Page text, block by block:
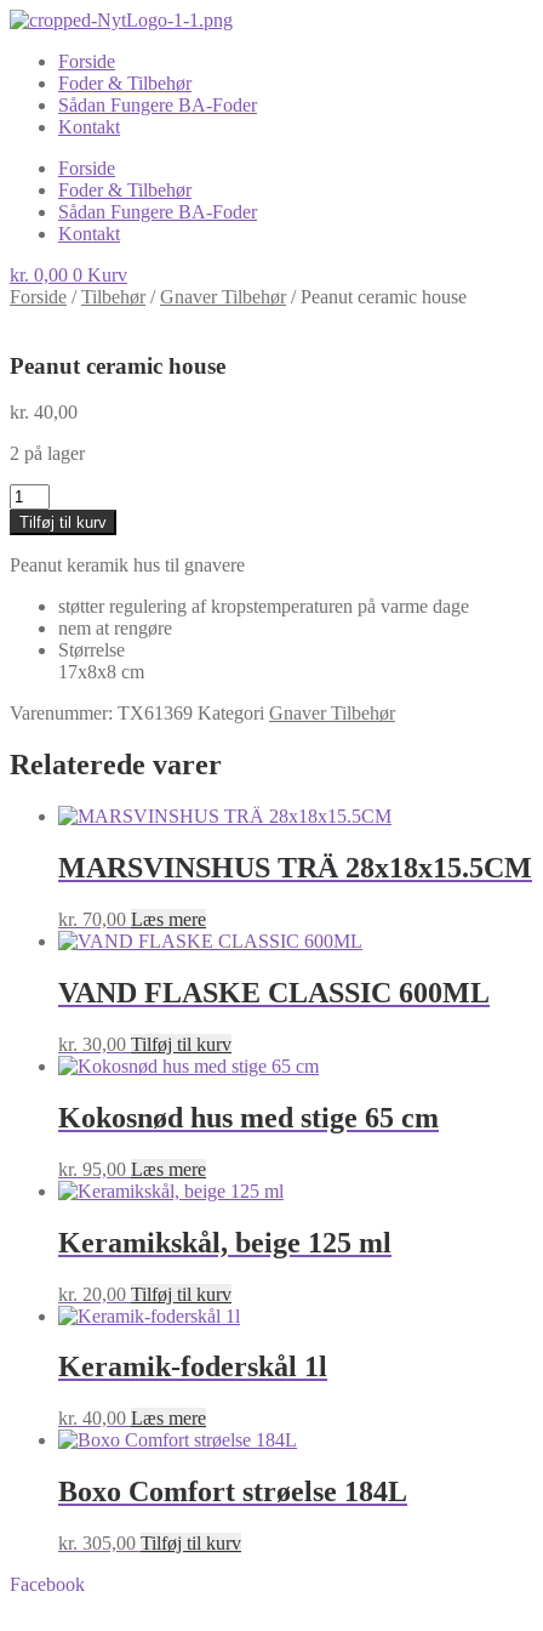
Forside
Foder & Tilbehør
Sådan Fungere BA-Foder
Kontakt
Forside
Foder & Tilbehør
Sådan Fungere BA-Foder
Kontakt
kr. 0,00 0 Kurv
Forside /Tilbehør/Gnaver Tilbehør/Peanut ceramic house
Peanut ceramic house
kr. 40,00
2 på lager
Peanut
ceramic
house
antal
Tilføj til kurv
Peanut keramik hus til gnavere
støtter regulering af kropstemperaturen på varme dage
nem at rengøre
Størrelse
17x8x8 cm
Varenummer: TX61369 Kategori Gnaver Tilbehør
Relaterede varer
MARSVINSHUS TRÄ 28x18x15.5CM
kr. 70,00 Læs mere
VAND FLASKE CLASSIC 600ML
kr. 30,00 Tilføj til kurv
Kokosnød hus med stige 65 cm
kr. 95,00 Læs mere
Keramikskål, beige 125 ml
kr. 20,00 Tilføj til kurv
Keramik-foderskål 1l
kr. 40,00 Læs mere
Boxo Comfort strøelse 184L
kr. 305,00 Tilføj til kurv
Facebook